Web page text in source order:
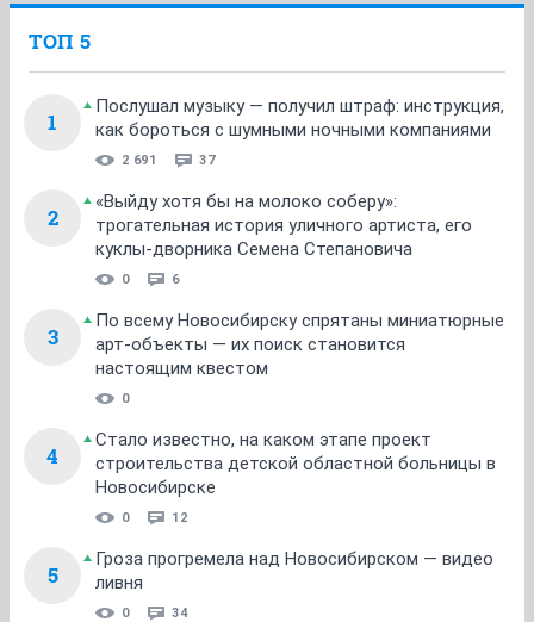
ТОП 5
1
Послушал музыку — получил штраф: инструкция,
как бороться с шумными ночными компаниями
2 691 37
2
«Выйду хотя бы на молоко соберу»:
трогательная история уличного артиста, его
куклы-дворника Семена Степановича
0 6
3
По всему Новосибирску спрятаны миниатюрные
арт-объекты — их поиск становится
настоящим квестом
0
4
Стало известно, на каком этапе проект
строительства детской областной больницы в
Новосибирске
0 12
5
Гроза прогремела над Новосибирском — видео
ливня
0 34